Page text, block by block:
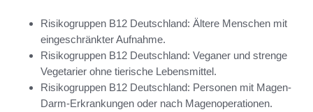
Risikogruppen B12 Deutschland: Ältere Menschen mit
eingeschränkter Aufnahme.
Risikogruppen B12 Deutschland: Veganer und strenge
Vegetarier ohne tierische Lebensmittel.
Risikogruppen B12 Deutschland: Personen mit Magen-
Darm-Erkrankungen oder nach Magenoperationen.